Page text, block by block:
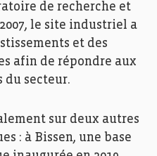
de recherche et
le site industriel a
et des
afin de répondre aux
du secteur.
sur deux autres
: à Bissen, une base